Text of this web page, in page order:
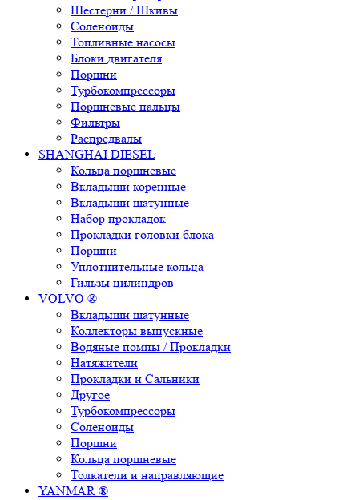
Шестерни / Шкивы
Соленоиды
Топливные насосы
Блоки двигателя
Поршни
Турбокомпрессоры
Поршневые пальцы
Фильтры
Распредвалы
SHANGHAI DIESEL
Кольца поршневые
Вкладыши коренные
Вкладыши шатунные
Набор прокладок
Прокладки головки блока
Поршни
Уплотнительные кольца
Гильзы цилиндров
VOLVO ®
Вкладыши шатунные
Коллекторы выпускные
Водяные помпы / Прокладки
Натяжители
Прокладки и Сальники
Другое
Турбокомпрессоры
Соленоиды
Поршни
Кольца поршневые
Толкатели и направляющие
YANMAR ®